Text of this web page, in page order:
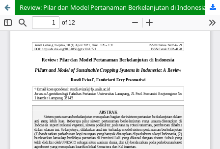
Review: Pilar dan Model Pertanaman Berkelanjutan di Indonesia